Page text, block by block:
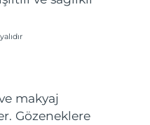
makyaj
Gözeneklere
Tahmini teslim tarihi